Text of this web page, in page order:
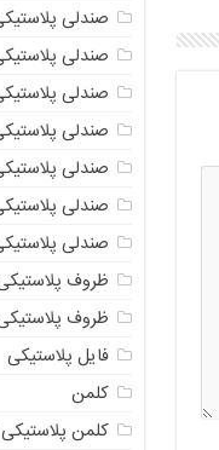
صندلی
صندلی
صندلی
صندلی
صندلی
صندلی
صندلی
ظروف
ظروف
فایل پلاستیکی
کلمن
کلمن